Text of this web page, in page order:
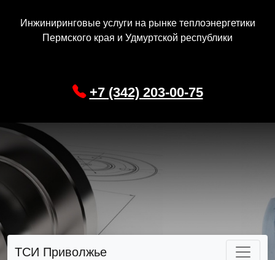
Инжиниринговые услуги на рынке теплоэнергетики
Пермского края и Удмуртской республики
+7 (342) 203-00-75
ТСИ Приволжье